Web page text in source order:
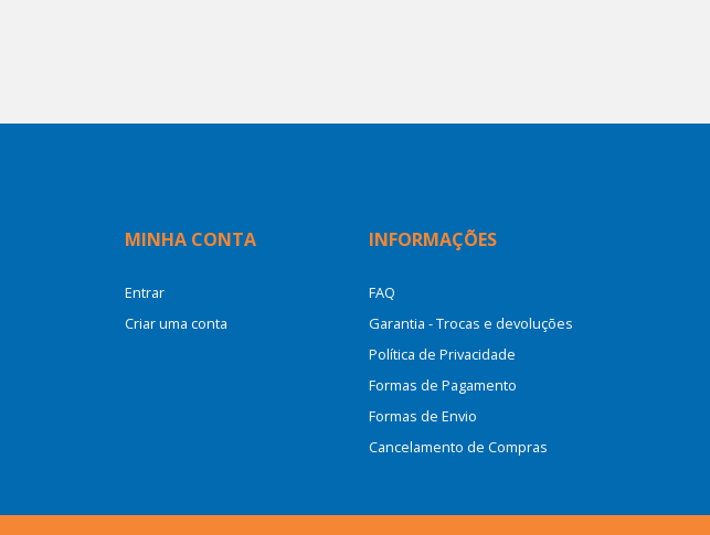
MINHA CONTA
Entrar
Criar uma conta
INFORMAÇÕES
FAQ
Garantia - Trocas e devoluções
Política de Privacidade
Formas de Pagamento
Formas de Envio
Cancelamento de Compras